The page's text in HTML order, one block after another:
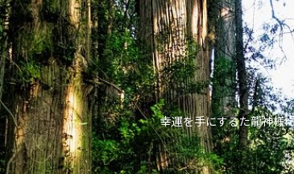
幸運を手にするた龍神様